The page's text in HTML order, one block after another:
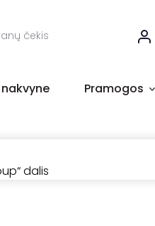
čekis
Pramogos
dalis